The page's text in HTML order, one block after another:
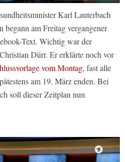
Karl Lauterbach
am Freitag vergangener
Text. Wichtig war der
Dürr. Er erklärte noch vor
vom Montag, fast alle
am 19. März enden. Bei
soll dieser Zeitplan nun